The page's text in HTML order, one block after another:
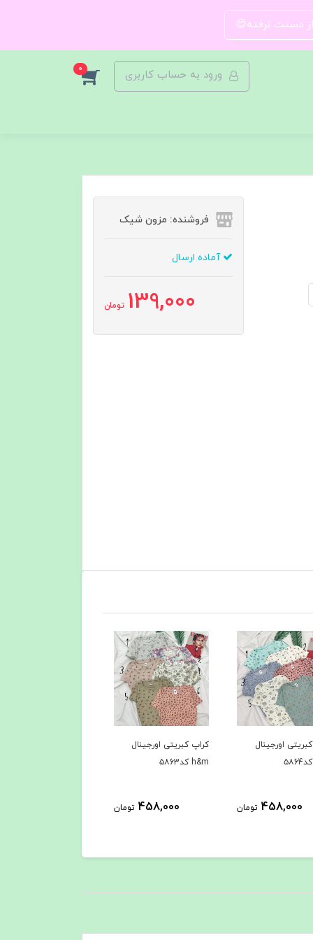
از دستت نرفته😍
ورود به حساب کاربری 0
فروشنده: مزون شیک
آماده ارسال
139,000 تومان
اورجینال
458,000 تومان
کراپ کبریتی اورجینال
h&m کد۵۸62
458,000 تومان